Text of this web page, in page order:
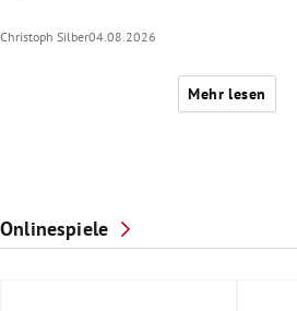
Christoph Silber04.08.2026
Mehr lesen
Onlinespiele